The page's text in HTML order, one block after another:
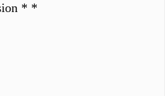
* *